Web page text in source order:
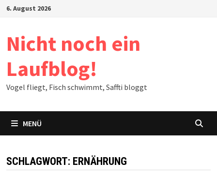
Zum6. August 2026
Nicht noch ein
Laufblog!
Vogel fliegt, Fisch schwimmt, Saffti bloggt
MENÜ
SCHLAGWORT: ERNÄHRUNG